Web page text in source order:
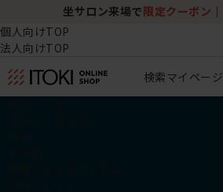
坐サロン来場で 限定クーポン
個人向けTOP
法人向けTOP
検索マイページ